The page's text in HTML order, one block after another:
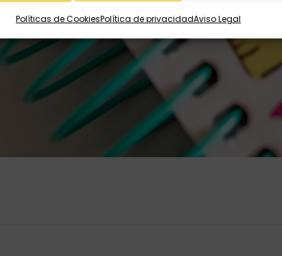
Políticas de CookiesPolítica de privacidadAviso Legal